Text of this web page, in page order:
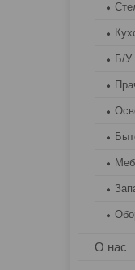
Б/У
О нас